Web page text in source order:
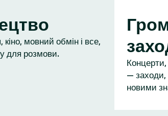
кіно, мовний обмін і все,
для розмови.
Концерти,
— заходи,
новими